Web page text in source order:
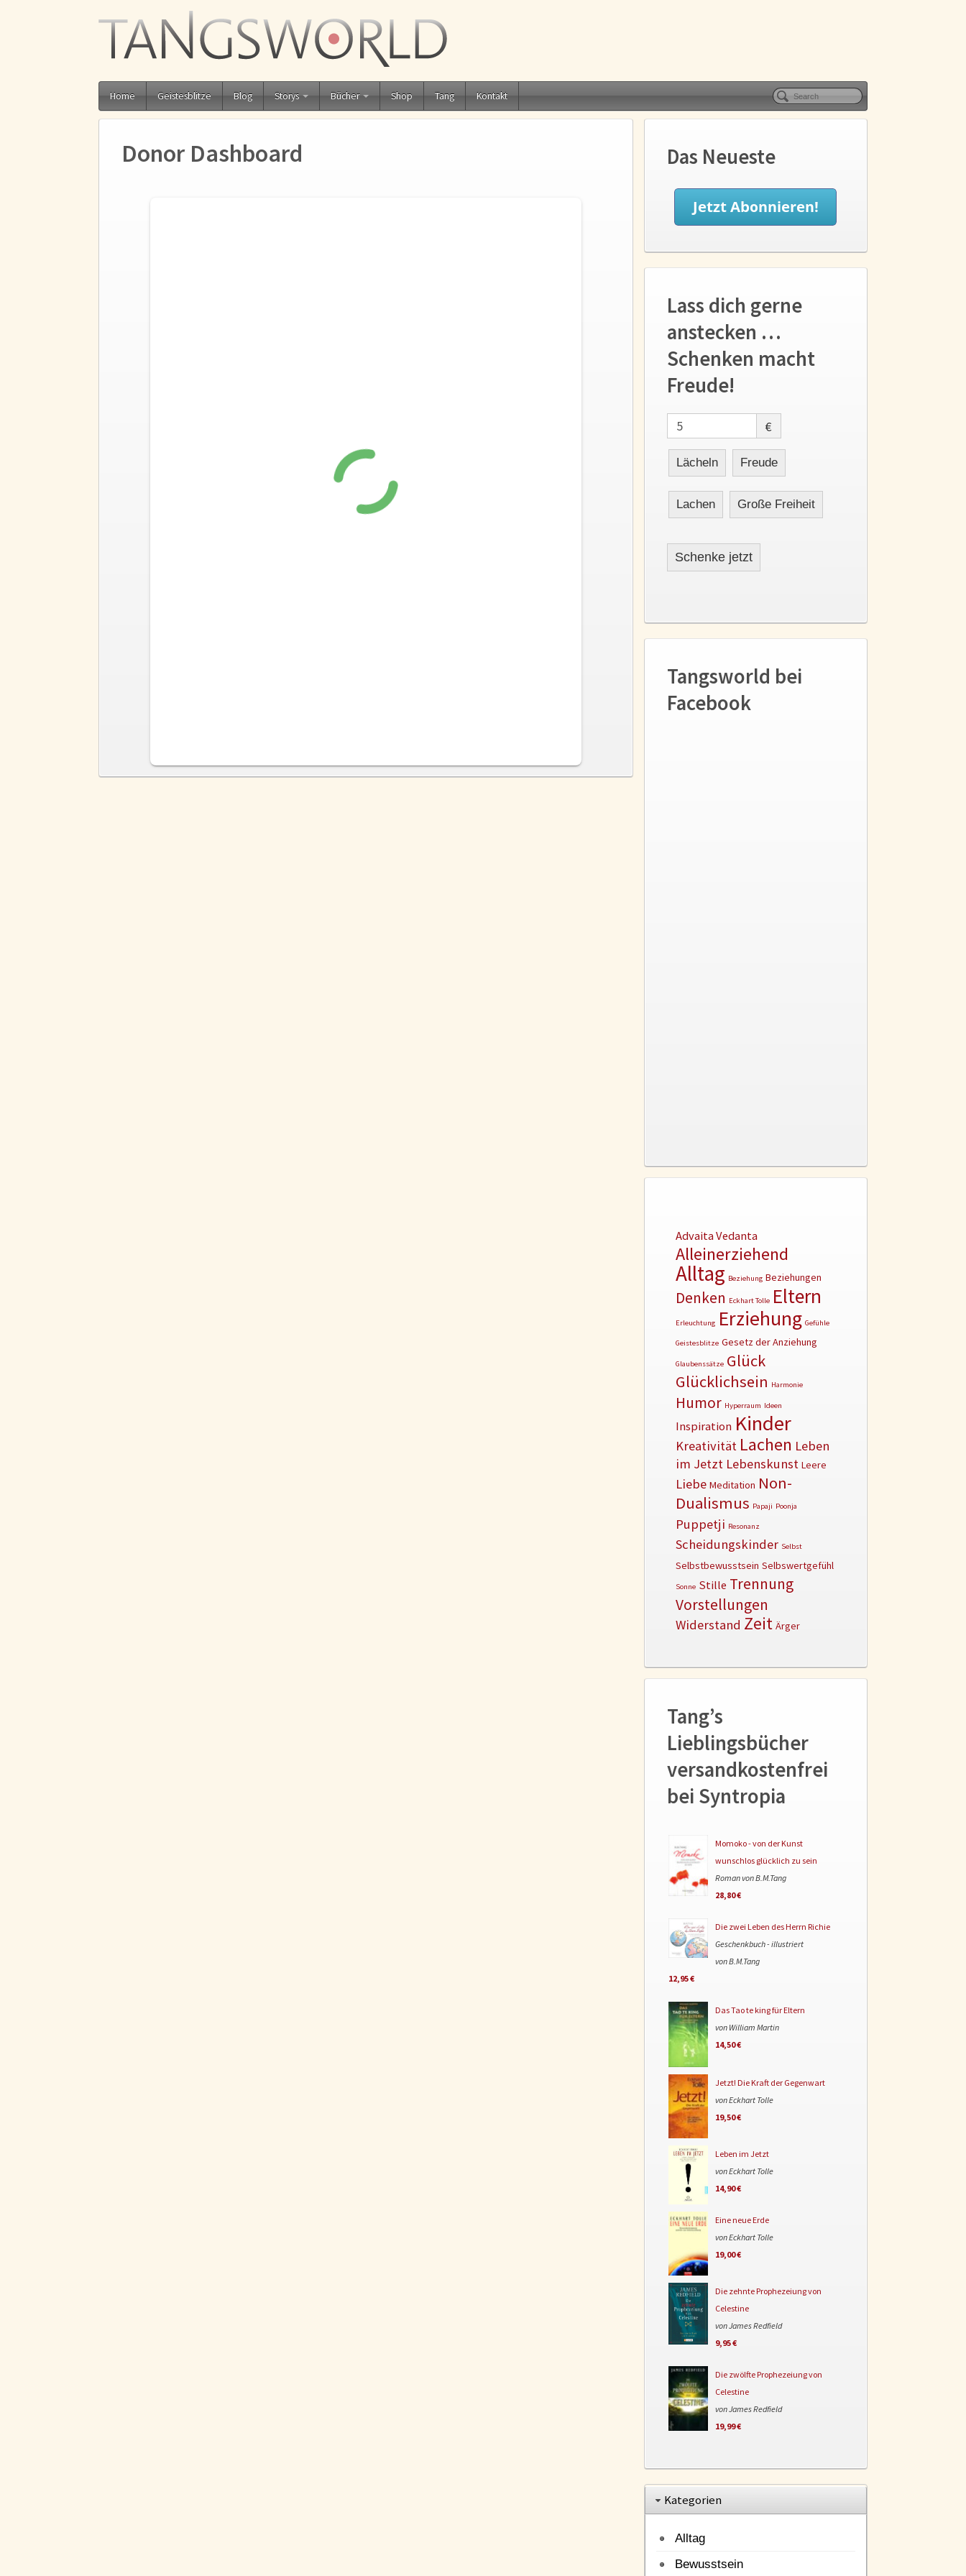
Home Geistesblitze Blog Storys Bücher Shop Tang Kontakt
Donor Dashboard Das Neueste
Lass dich gerne
anstecken …
Schenken macht
Freude!
€
Lächeln Freude
Lachen Große Freiheit
Schenke jetzt
Tangsworld bei
Facebook
Advaita Vedanta
Alleinerziehend
Alltag Beziehung Beziehungen
Denken Eckhart Tolle Eltern
Erleuchtung Erziehung Gefühle
Geistesblitze Gesetz der Anziehung
Glaubenssätze Glück
Glücklichsein Harmonie
Humor Hyperraum Ideen
Inspiration Kinder
Kreativität Lachen Leben
im Jetzt Lebenskunst Leere
Liebe Meditation Non-
Dualismus Papaji Poonja
Puppetji Resonanz
Scheidungskinder Selbst
Selbstbewusstsein Selbswertgefühl
Sonne Stille Trennung
Vorstellungen
Widerstand Zeit Ärger
Tang’s
Lieblingsbücher
versandkostenfrei
bei Syntropia
Momoko - von der Kunst
wunschlos glücklich zu sein
Roman von B.M.Tang
28,80 €
Die zwei Leben des Herrn Richie
Geschenkbuch - illustriert
von B.M.Tang
12,95 €
Das Tao te king für Eltern
von William Martin
14,50 €
Jetzt! Die Kraft der Gegenwart
von Eckhart Tolle
19,50 €
Leben im Jetzt
von Eckhart Tolle
14,90 €
Eine neue Erde
von Eckhart Tolle
19,00 €
Die zehnte Prophezeiung von
Celestine
von James Redfield
9,95 €
Die zwölfte Prophezeiung von
Celestine
von James Redfield
19,99 €
Kategorien
Alltag
Bewusstsein